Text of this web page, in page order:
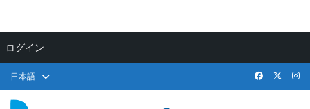
ログイン
日本語